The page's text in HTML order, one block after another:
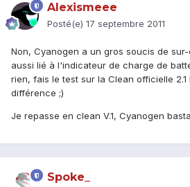
Alexismeee
Posté(e) 17 septembre 2011
Non, Cyanogen a un gros soucis de
aussi lié à l'indicateur de charge de
rien, fais le test sur la Clean officielle 2.1
différence ;)
Je repasse en clean V.1, Cyanogen
Spoke_